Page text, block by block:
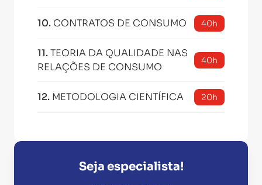
10. CONTRATOS DE CONSUMO 40h
11.TEORIA DA QUALIDADE NAS
RELAÇÕES DE CONSUMO
40h
12. METODOLOGIA CIENTÍFICA 20h
Seja especialista!